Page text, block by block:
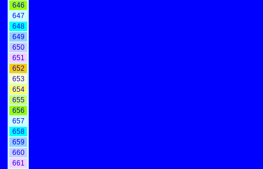
646
647
648
649
650
651
652
653
654
655
656
657
658
659
660
661